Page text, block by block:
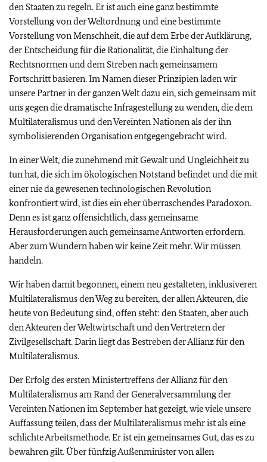
den Staaten zu regeln. Er ist auch eine ganz bestimmte
Vorstellung von der Weltordnung und eine bestimmte
Vorstellung von Menschheit, die auf dem Erbe der Aufklärung,
der Entscheidung für die Rationalität, die Einhaltung der
Rechtsnormen und dem Streben nach gemeinsamem
Fortschritt basieren. Im Namen dieser Prinzipien laden wir
unsere Partner in der ganzen Welt dazu ein, sich gemeinsam mit
uns gegen die dramatische Infragestellung zu wenden, die dem
Multilateralismus und den Vereinten Nationen als der ihn
symbolisierenden Organisation entgegengebracht wird.
In einer Welt, die zunehmend mit Gewalt und Ungleichheit zu
tun hat, die sich im ökologischen Notstand befindet und die mit
einer nie da gewesenen technologischen Revolution
konfrontiert wird, ist dies ein eher überraschendes Paradoxon.
Denn es ist ganz offensichtlich, dass gemeinsame
Herausforderungen auch gemeinsame Antworten erfordern.
Aber zum Wundern haben wir keine Zeit mehr. Wir müssen
handeln.
Wir haben damit begonnen, einem neu gestalteten, inklusiveren
Multilateralismus den Weg zu bereiten, der allen Akteuren, die
heute von Bedeutung sind, offen steht: den Staaten, aber auch
den Akteuren der Weltwirtschaft und den Vertretern der
Zivilgesellschaft. Darin liegt das Bestreben der Allianz für den
Multilateralismus.
Der Erfolg des ersten Ministertreffens der Allianz für den
Multilateralismus am Rand der Generalversammlung der
Vereinten Nationen im September hat gezeigt, wie viele unsere
Auffassung teilen, dass der Multilateralismus mehr ist als eine
schlichte Arbeitsmethode. Er ist ein gemeinsames Gut, das es zu
bewahren gilt. Über fünfzig Außenminister von allen